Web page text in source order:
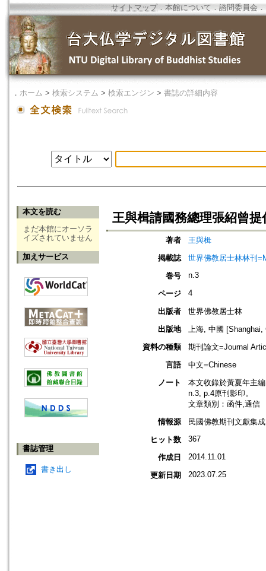
サイトマップ．本館について ． 諮問委員会 ．
． ホーム > 検索システム > 検索エンジン > 書誌の詳細内容
本文を読む
まだ本館にオーソラ
イズされていません
加えサービス
書誌管理
書き出し
王與楫請國務總理張紹曾提
著者
王與楫
掲載誌
世界佛教居士林林刊
巻号
n.3
ページ 4
出版者
世界佛教居士林
出版地
上海, 中國 [Shanghai,
資料の種類
期刊論文=Journal
言語
中文=Chinese
ノート
本文收錄於黃夏年主
n.3, p.4原刊影印。
文章類別：函件,通信
情報源
民國佛教期刊文獻集
ヒット数
367
作成日 2014.11.01
更新日期 2023.07.25